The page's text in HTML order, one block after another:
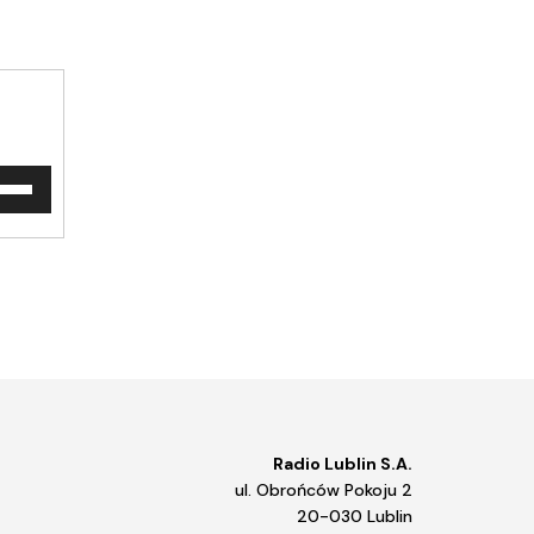
Radio Lublin S.A.
ul. Obrońców Pokoju 2
20-030 Lublin